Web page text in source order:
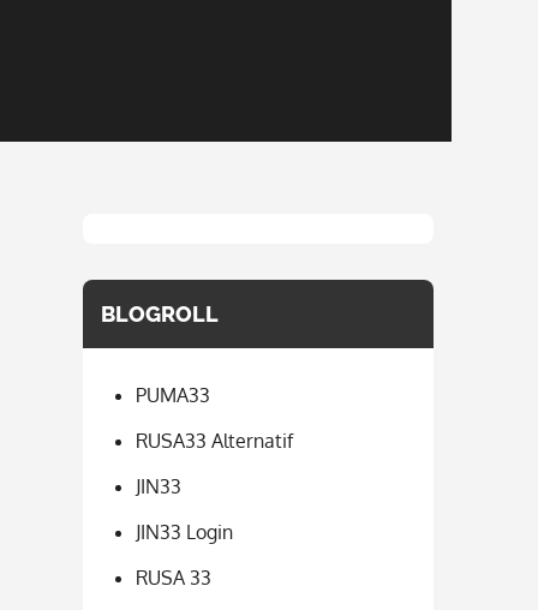
BLOGROLL
PUMA33
RUSA33 Alternatif
JIN33
JIN33 Login
RUSA 33